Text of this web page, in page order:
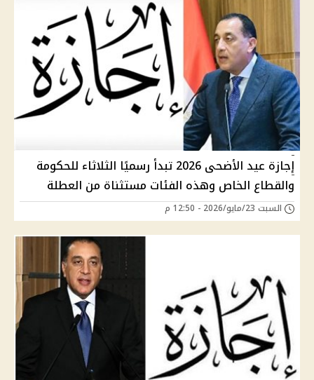
إجازة عيد الأضحى 2026 تبدأ رسميًا الثلاثاء للحكومة
والقطاع الخاص وهذه الفئات مستثناة من العطلة
السبت 23/مايو/2026 - 12:50 م